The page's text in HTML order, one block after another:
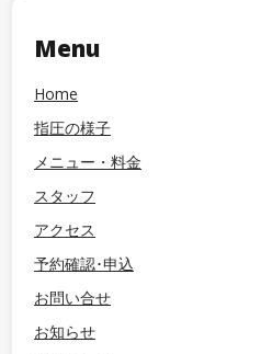
Menu
Home
指圧の様子
メニュー・料金
スタッフ
アクセス
予約確認･申込
お問い合せ
お知らせ